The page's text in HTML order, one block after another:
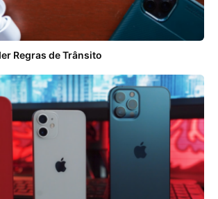
Regras de Trânsito